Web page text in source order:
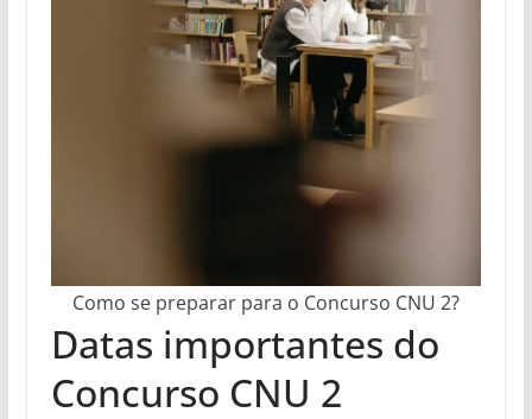
Como se preparar para o Concurso CNU 2?
Datas importantes do
Concurso CNU 2